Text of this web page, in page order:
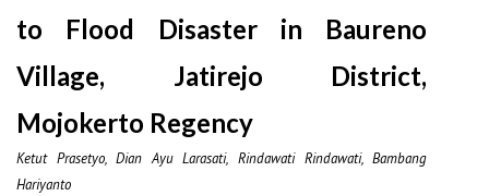
to Flood Disaster in Baureno
Village, Jatirejo District,
Mojokerto Regency
Ketut Prasetyo, Dian Ayu Larasati, Rindawati Rindawati, Bambang
Hariyanto